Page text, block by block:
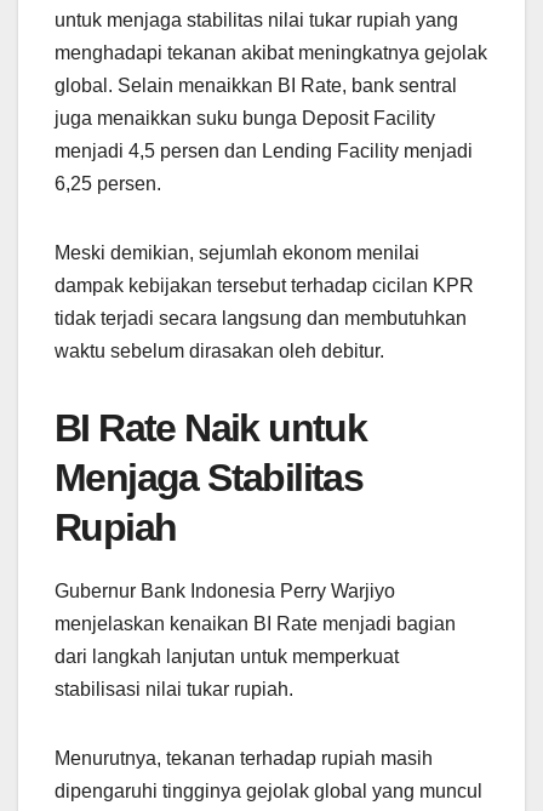
untuk menjaga stabilitas nilai tukar rupiah yang
menghadapi tekanan akibat meningkatnya gejolak
global. Selain menaikkan BI Rate, bank sentral
juga menaikkan suku bunga Deposit Facility
menjadi 4,5 persen dan Lending Facility menjadi
6,25 persen.
Meski demikian, sejumlah ekonom menilai
dampak kebijakan tersebut terhadap cicilan KPR
tidak terjadi secara langsung dan membutuhkan
waktu sebelum dirasakan oleh debitur.
BI Rate Naik untuk
Menjaga Stabilitas
Rupiah
Gubernur Bank Indonesia Perry Warjiyo
menjelaskan kenaikan BI Rate menjadi bagian
dari langkah lanjutan untuk memperkuat
stabilisasi nilai tukar rupiah.
Menurutnya, tekanan terhadap rupiah masih
dipengaruhi tingginya gejolak global yang muncul